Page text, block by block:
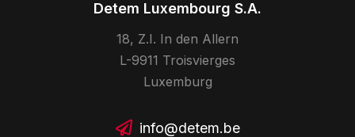
Detem Luxembourg S.A.
18, Z.I. In den Allern
L-9911 Troisvierges
Luxemburg
info@detem.be